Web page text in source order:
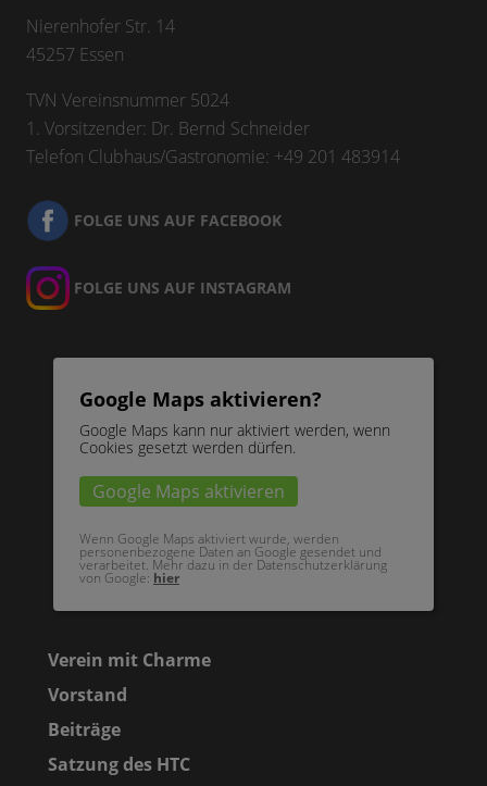
Nierenhofer Str. 14
45257 Essen
TVN Vereinsnummer 5024
1. Vorsitzender: Dr. Bernd Schneider
Telefon Clubhaus/Gastronomie: +49 201 483914
FOLGE UNS AUF FACEBOOK
FOLGE UNS AUF INSTAGRAM
Google Maps aktivieren?
Google Maps kann nur aktiviert werden, wenn
Cookies gesetzt werden dürfen.
Google Maps aktivieren
Wenn Google Maps aktiviert wurde, werden
personenbezogene Daten an Google gesendet und
verarbeitet. Mehr dazu in der Datenschutzerklärung
von Google: hier
Verein mit Charme
Vorstand
Beiträge
Satzung des HTC